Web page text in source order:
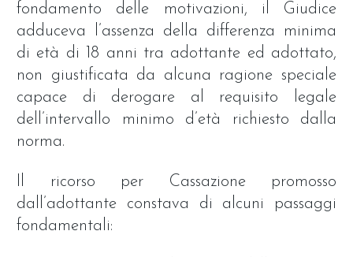
fondamento delle motivazioni, il Giudice
adduceva l’assenza della differenza minima
di età di 18 anni tra adottante ed adottato,
non giustificata da alcuna ragione speciale
capace di derogare al requisito legale
dell’intervallo minimo d’età richiesto dalla
norma.
Il ricorso per Cassazione promosso
dall’adottante constava di alcuni passaggi
fondamentali: